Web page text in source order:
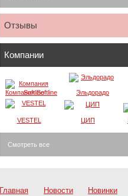
Отзывы
Компании
Компания Softline Эльдорадо
VESTEL ЦИП
Смотреть все
Главная Новости
Новинки